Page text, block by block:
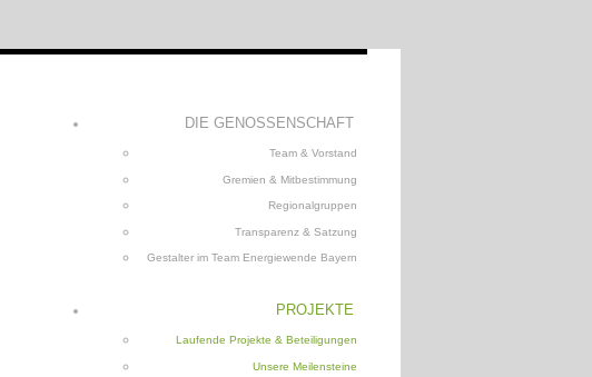
DIE GENOSSENSCHAFT
Team & Vorstand
Gremien & Mitbestimmung
Regionalgruppen
Transparenz & Satzung
Gestalter im Team Energiewende Bayern
PROJEKTE
Laufende Projekte & Beteiligungen
Unsere Meilensteine